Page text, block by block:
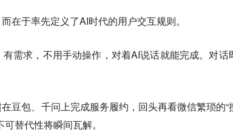
在于率先定义了AI时代的用户交互规则。
需求，不用手动操作，对着AI说话就能完成。对话
豆包、千问上完成服务履约，回头再看微信繁琐的“
替代性将瞬间瓦解。